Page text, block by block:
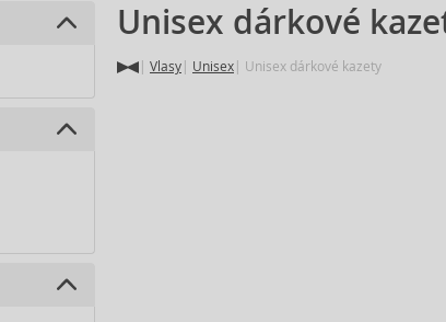
Unisex dárkové
Vlasy Unisex Unisex dárkové kazety